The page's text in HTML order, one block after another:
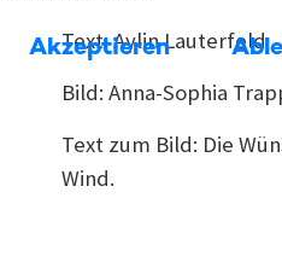
Text: Aylin Lauterfeld
Bild: Anna-Sophia
Text zum Bild: Die
Wind.
Akzeptieren